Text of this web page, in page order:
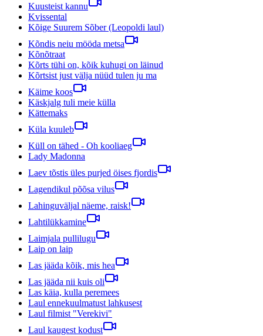
Kuusteist kannu
Kvissental
Kõige Suurem Sõber (Leopoldi laul)
Kõndis neiu mööda metsa
Kõnõtraat
Kõrts tühi on, kõik kuhugi on läinud
Kõrtsist just välja nüüd tulen ju ma
Käime koos
Käskjalg tuli meie külla
Kättemaks
Küla kuuleb
Küll on tähed - Oh kooliaeg
Lady Madonna
Laev tõstis üles purjed öises fjordis
Lagendikul põõsa vilus
Lahinguväljal näeme, raisk!
Lahtilükkamine
Laimjala pullilugu
Laip on laip
Las jääda kõik, mis hea
Las jääda nii kuis oli
Las käia, kulla peremees
Laul ennekuulmatust lahkusest
Laul filmist "Verekivi"
Laul kaugest kodust